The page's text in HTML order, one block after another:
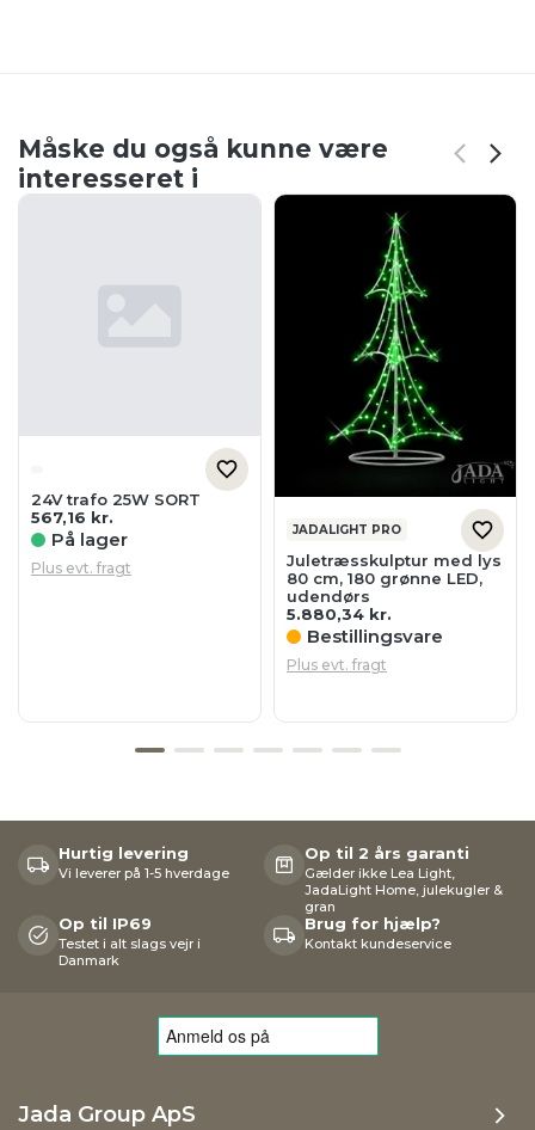
Måske du også kunne være
interesseret i
24V trafo 25W SORT
567,16 kr.
På lager
Plus evt. fragt
JADALIGHT PRO
Juletræsskulptur med lys
80 cm, 180 grønne LED,
udendørs
5.880,34 kr.
Bestillingsvare
Plus evt. fragt
Hurtig levering
Vi leverer på 1-5 hverdage
Op til 2 års garanti
Gælder ikke Lea Light,
JadaLight Home, julekugler &
gran
Op til IP69
Testet i alt slags vejr i
Danmark
Brug for hjælp?
Kontakt kundeservice
Jada Group ApS